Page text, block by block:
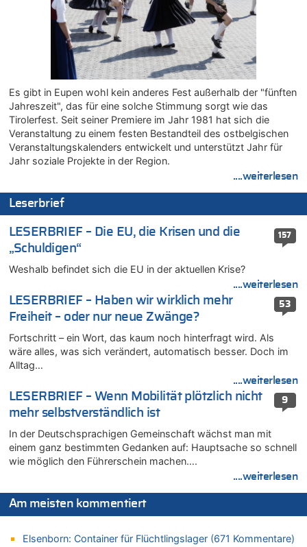
07.08.2026 - 10:05 von N. A. Klar zu
In Belgien missachten zwei von drei Autofahrern das
Tempolimit in 30er-Zonen – Untersuchung von Vias
07.08.2026 - 09:31 von Ermitler zu
Das 44. Tirolerfest in Eupen in Bildern [Fotogalerie]
07.08.2026 - 09:18 von Noppi zu
AS Eupen: „Keiner weiß, wohin die Reise geht…“
07.08.2026 - 09:03 von JoKrings zu
Zweite Hitzewelle in diesem Sommer ist jetzt amtlich
07.08.2026 - 01:12 von WK zu
Warum die Waldbrände in Frankreich und Spanien Rekorde
07.08.2026 - 01:03 von Hugo Egon Bernhard von Sinnen zu
Zweite Hitzewelle in diesem Sommer ist jetzt amtlich
07.08.2026 - 00:50 von WK zu
Wie kam es zur Ceuta-Krise?
07.08.2026 - 00:06 von 5/11 zu
Mehrere Menschen in Londons City niedergestochen
06.08.2026 - 23:53 von Foto Anneliese zu
Mehrere Menschen in Londons City niedergestochen
06.08.2026 - 23:25 von WK zu
FIFA-Spitze demonstriert Einigkeit trotz Kritik und neuer
Vorwürfe gegen Präsident Gianni Infantino
FIFA-Spitze demonstriert Einigkeit trotz Kritik und neuer
Vorwürfe gegen Präsident Gianni Infantino
06.08.2026 - 22:07 von DR ALBERN zu
FIFA-Spitze demonstriert Einigkeit trotz Kritik und neuer
Vorwürfe gegen Präsident Gianni Infantino
06.08.2026 - 21:19 von Ach zu
06.08.2026 - 21:16 von michlaustderaffe zu
Es gibt in Eupen wohl kein anderes Fest außerhalb der "fünften
Jahreszeit", das für eine solche Stimmung sorgt wie das
Tirolerfest. Seit seiner Premiere im Jahr 1981 hat sich die
Veranstaltung zu einem festen Bestandteil des ostbelgischen
Veranstaltungskalenders entwickelt und unterstützt Jahr für
Jahr soziale Projekte in der Region.
....weiterlesen
Leserbrief
157
LESERBRIEF – Die EU, die Krisen und die
„Schuldigen“
Weshalb befindet sich die EU in der aktuellen Krise?
....weiterlesen
53
LESERBRIEF – Haben wir wirklich mehr
Freiheit – oder nur neue Zwänge?
Fortschritt – ein Wort, das kaum noch hinterfragt wird. Als
wäre alles, was sich verändert, automatisch besser. Doch im
Alltag…
....weiterlesen
9
LESERBRIEF – Wenn Mobilität plötzlich nicht
mehr selbstverständlich ist
In der Deutschsprachigen Gemeinschaft wächst man mit
einem ganz bestimmten Gedanken auf: Hauptsache so schnell
wie möglich den Führerschein machen….
....weiterlesen
Am meisten kommentiert
Elsenborn: Container für Flüchtlingslager (671 Kommentare)